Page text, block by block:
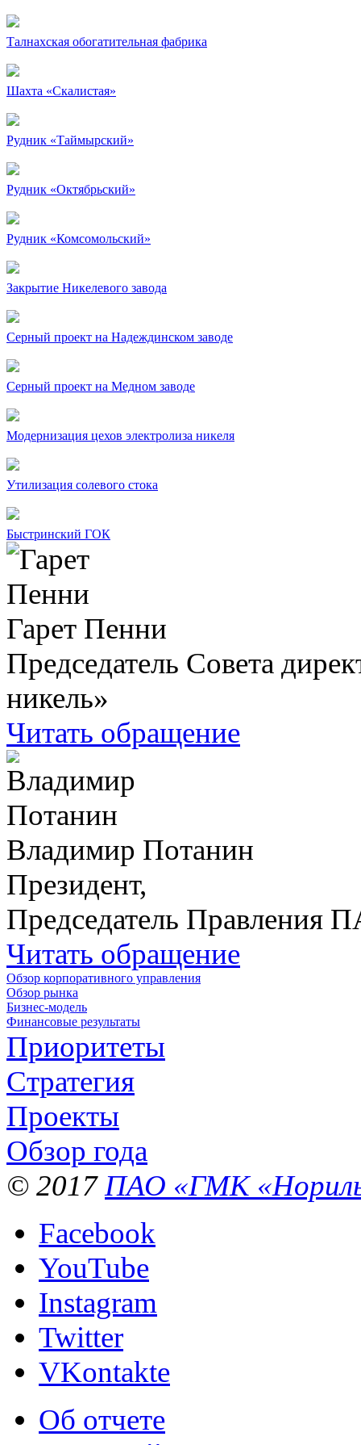
Талнахская обогатительная фабрика
Шахта «Скалистая»
Рудник «Таймырский»
Рудник «Октябрьский»
Рудник «Комсомольский»
Закрытие Никелевого завода
Серный проект на Надеждинском заводе
Серный проект на Медном заводе
Модернизация цехов электролиза никеля
Утилизация солевого стока
Быстринский ГОК
Гарет Пенни
Председатель Совета
никель»
Читать обращение
Владимир Потанин
Президент,
Председатель Правления
Читать обращение
Обзор корпоративного управления
Обзор рынка
Бизнес-модель
Финансовые результаты
Приоритеты
Стратегия
Проекты
Обзор года
© 2017 ПАО «ГМК
Facebook
YouTube
Instagram
Twitter
VKontakte
Об отчете